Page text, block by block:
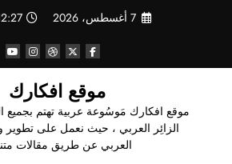
7 أغسطس، 2026 AM
موقع افكارك
موقع افكارك مَوسُوعة عربية تهتم بجميع
الزائِر العربي ، حيث نعمل على تطوير
العربي عن طريق مقالات